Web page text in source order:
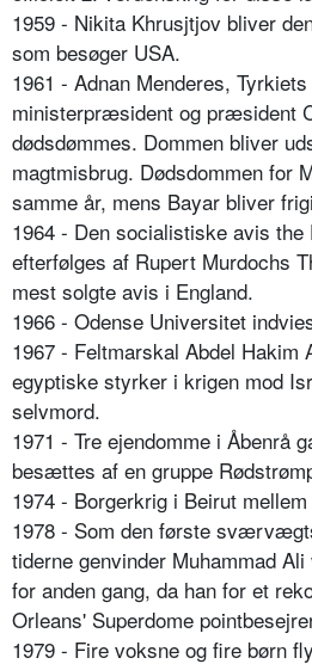
1959 - Nikita Khrusjtjov bliver
som besøger USA.
1961 - Adnan Menderes,
ministerpræsident og præsident
dødsdømmes. Dommen bliver
magtmisbrug. Dødsdommen for
samme år, mens Bayar bliver
1964 - Den socialistiske avis
efterfølges af Rupert Murdochs
mest solgte avis i England.
1966 - Odense Universitet
1967 - Feltmarskal Abdel Hakim
egyptiske styrker i krigen mod
selvmord.
1971 - Tre ejendomme i Åbenrå
besættes af en gruppe
1974 - Borgerkrig i Beirut
1978 - Som den første
tiderne genvinder Muhammad
for anden gang, da han for et
Orleans' Superdome
1979 - Fire voksne og fire børn